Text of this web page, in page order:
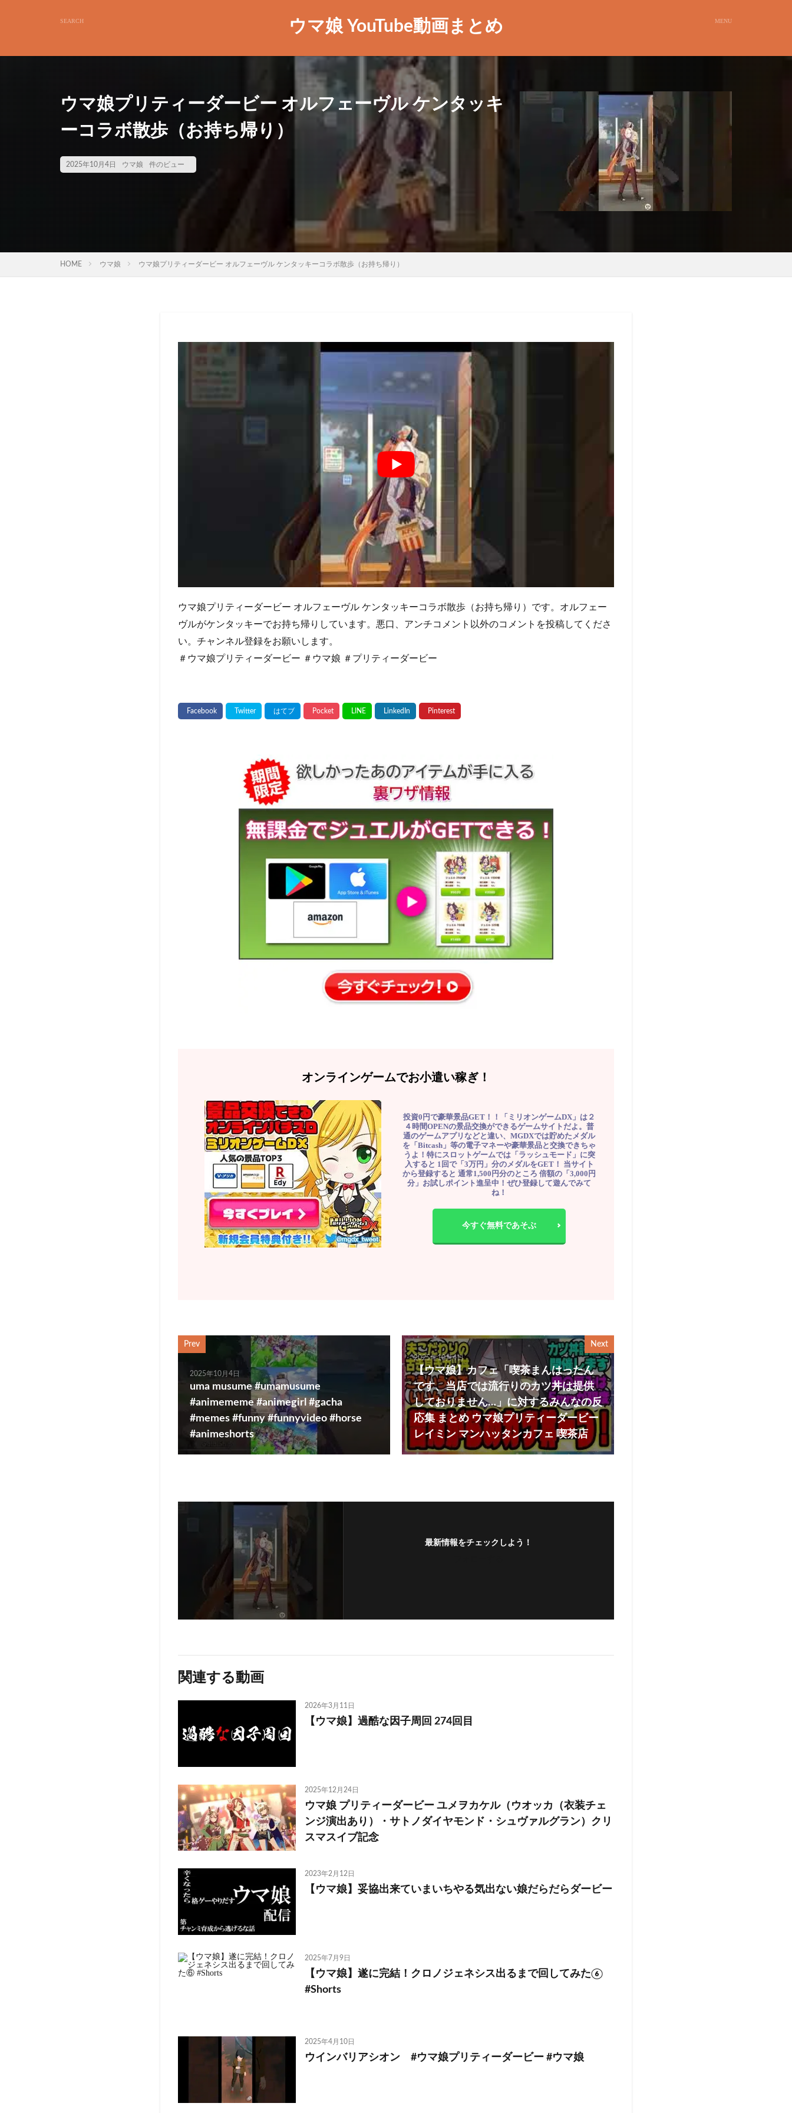
ウマ娘 YouTube動画まとめ
ウマ娘プリティーダービー オルフェーヴル ケンタッキ
ーコラボ散歩（お持ち帰り）
2025年10月4日 ウマ娘 件のビュー
HOME ウマ娘 ウマ娘プリティーダービー オルフェーヴル ケンタッキーコラボ散歩（お持ち帰り）
ウマ娘プリティーダービー オルフェーヴル ケンタッキーコラボ散歩（お持ち帰り）です。オルフェー
ヴルがケンタッキーでお持ち帰りしています。悪口、アンチコメント以外のコメントを投稿してくださ
い。チャンネル登録をお願いします。
＃ウマ娘プリティーダービー ＃ウマ娘 ＃プリティーダービー
オンラインゲームでお小遣い稼ぎ！
投資0円で豪華景品GET！！「ミリオンゲームDX」は２
４時間OPENの景品交換ができるゲームサイトだよ。普
通のゲームアプリなどと違い、MGDXでは貯めたメダル
を「Bitcash」等の電子マネーや豪華景品と交換できちゃ
うよ！特にスロットゲームでは「ラッシュモード」に突
入すると 1回で「3万円」分のメダルをGET！ 当サイト
から登録すると 通常1,500円分のところ 倍額の「3,000円
分」お試しポイント進呈中！ぜひ登録して遊んでみて
ね！
今すぐ無料であそぶ
Prev
2025年10月4日
uma musume #umamusume
#animememe #animegirl #gacha
#memes #funny #funnyvideo #horse
#animeshorts
Next
2025年10月4日
【ウマ娘】カフェ「喫茶まんはったん
です、当店では流行りのカツ丼は提供
しておりません…」に対するみんなの反
応集 まとめ ウマ娘プリティーダービー
レイミン マンハッタンカフェ 喫茶店
最新情報をチェックしよう！
関連する動画
2026年3月11日
【ウマ娘】過酷な因子周回 274回目
2025年12月24日
ウマ娘 プリティーダービー ユメヲカケル（ウオッカ（衣装チェ
ンジ演出あり）・サトノダイヤモンド・シュヴァルグラン）クリ
スマスイブ記念
2023年2月12日
【ウマ娘】妥協出来ていまいちやる気出ない娘だらだらダービー
2025年7月9日
【ウマ娘】遂に完結！クロノジェネシス出るまで回してみた⑥
#Shorts
2025年4月10日
ウインバリアシオン #ウマ娘プリティーダービー #ウマ娘